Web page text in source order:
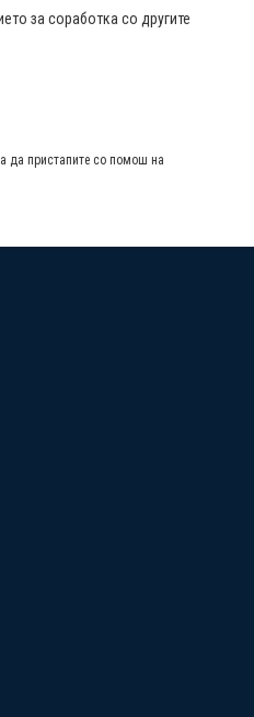
за соработка со другите
да пристапите со помош на